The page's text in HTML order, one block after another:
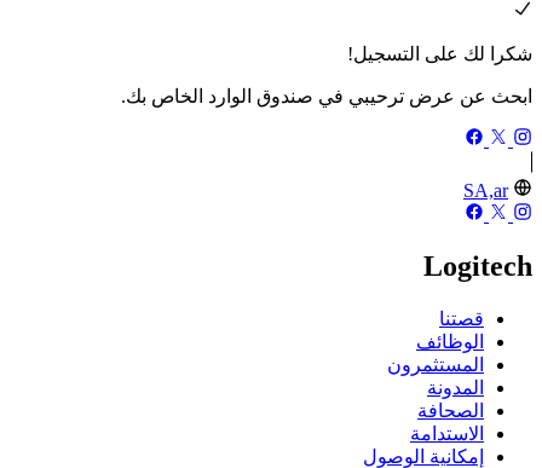
شكرا لك على التسجيل!
ابحث عن عرض ترحيبي في صندوق الوارد الخاص بك.
SA,ar
Logitech
قصتنا
الوظائف
المستثمرون
المدونة
الصحافة
الاستدامة
إمكانية الوصول